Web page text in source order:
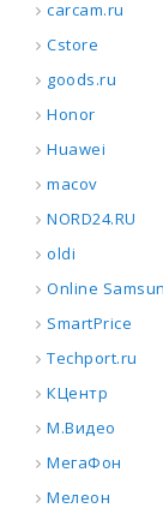
carcam.ru
Cstore
goods.ru
Honor
Huawei
macov
NORD24.RU
oldi
Online
SmartPrice
Techport.ru
КЦентр
М.Видео
МегаФон
Мелеон